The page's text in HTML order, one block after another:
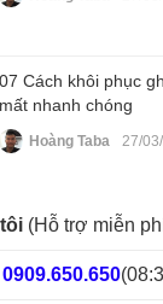
07 Cách khôi phục
mất nhanh chóng
Hoàng Taba 27/
(Hỗ trợ miễn
0909.650.650